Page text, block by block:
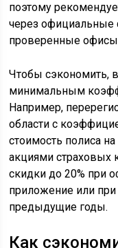
поэтому
через официальные
проверенные
Чтобы сэкономить,
минимальным
Например,
области с
стоимость полиса
акциями страховых
скидки до 20% при
приложение или при
предыдущие годы.
Как